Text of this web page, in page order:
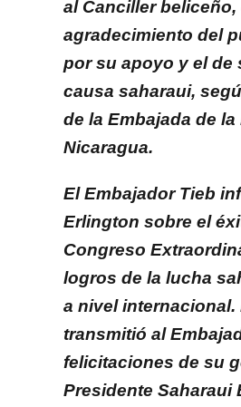
al Canciller beliceño,
agradecimiento del
por su apoyo y el de
causa saharaui,
de la Embajada de la
Nicaragua.
El Embajador Tieb
Erlington sobre el
Congreso
logros de la lucha
a nivel internacional.
transmitió al
felicitaciones de su
Presidente Saharaui